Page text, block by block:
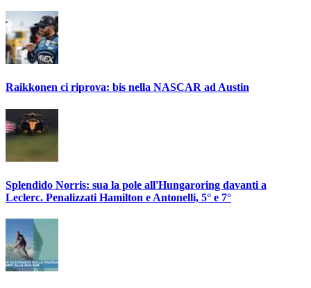
Raikkonen ci riprova: bis nella NASCAR ad Austin
Splendido Norris: sua la pole all'Hungaroring davanti a
Leclerc. Penalizzati Hamilton e Antonelli, 5° e 7°